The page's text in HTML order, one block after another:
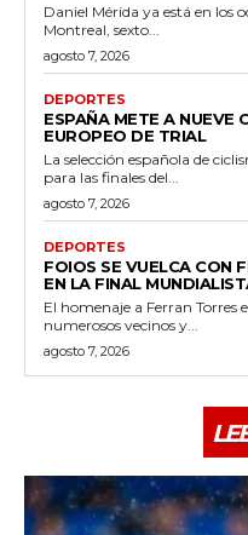
Daniel Mérida ya está en los
Montreal, sexto...
agosto 7, 2026
DEPORTES
ESPAÑA METE A NUEVE
EUROPEO DE TRIAL
La selección española de
para las finales del...
agosto 7, 2026
DEPORTES
FOIOS SE VUELCA CON
EN LA FINAL
El homenaje a Ferran Torres
numerosos vecinos y...
agosto 7, 2026